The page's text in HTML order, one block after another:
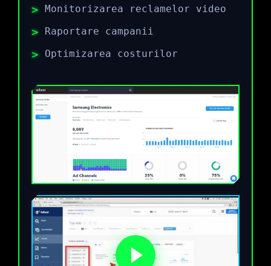
Monitorizarea reclamelor video
Raportare campanii
Optimizarea costurilor